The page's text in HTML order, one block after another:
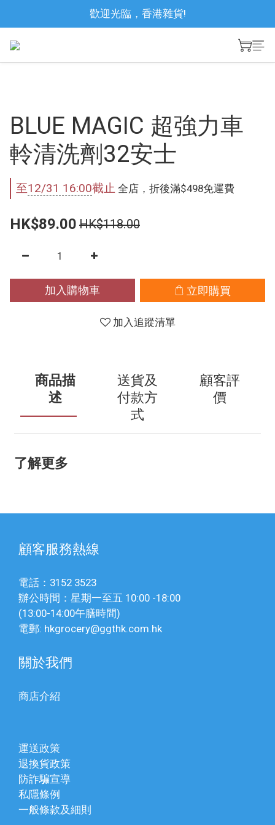
歡迎光臨，香港雜貨!
BLUE MAGIC 超強力車
軨清洗劑32安士
至12/31 16:00截止 全店，折後滿$498免運費
HK$89.00 HK$118.00
加入購物車 立即購買
加入追蹤清單
商品描
述
送貨及
付款方
式
顧客評
價
了解更多
顧客服務熱線
電話：3152 3523
辦公時間：星期一至五 10:00 -18:00
(13:00-14:00午膳時間)
電郵: hkgrocery@ggthk.com.hk
關於我們
商店介紹
運送政策
退換貨政策
防詐騙宣導
私隱條例
一般條款及細則